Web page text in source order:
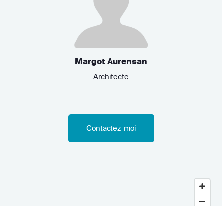
Margot Aurensan
Architecte
Contactez-moi